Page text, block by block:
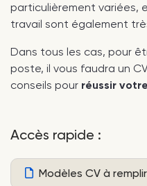
particulièrement variées,
travail sont également
Dans tous les cas, pour
poste, il vous faudra un
conseils pour réussir
Accès rapide :
Modèles CV à remplir